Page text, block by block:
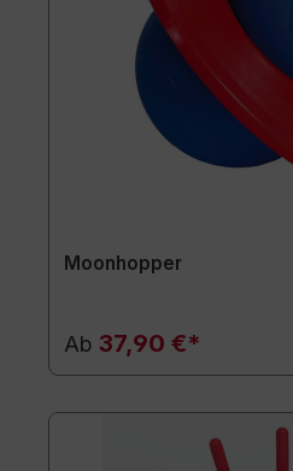
Moonhopper
Ab 37,90 €*